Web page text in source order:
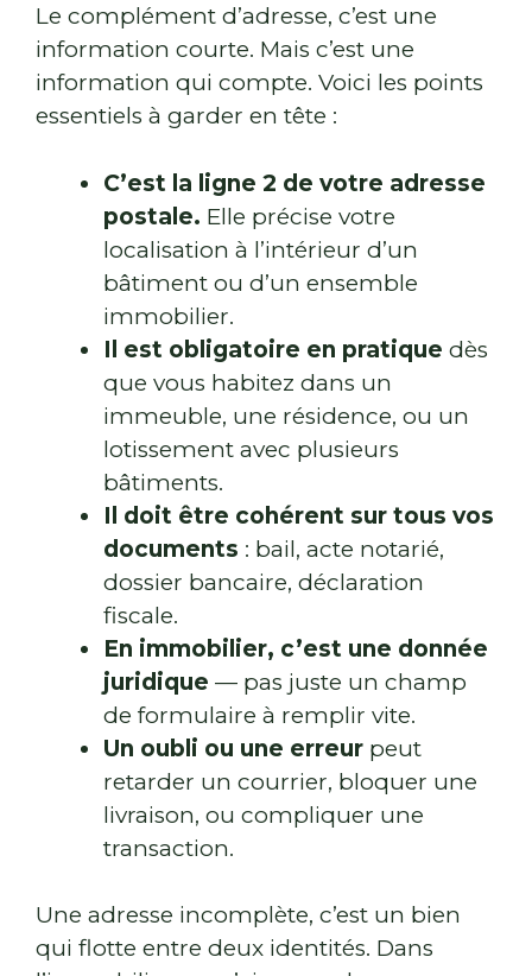
Le complément d’adresse, c’est une
information courte. Mais c’est une
information qui compte. Voici les points
essentiels à garder en tête :
C’est la ligne 2 de votre adresse
postale. Elle précise votre
localisation à l’intérieur d’un
bâtiment ou d’un ensemble
immobilier.
Il est obligatoire en pratique dès
que vous habitez dans un
immeuble, une résidence, ou un
lotissement avec plusieurs
bâtiments.
Il doit être cohérent sur tous vos
documents : bail, acte notarié,
dossier bancaire, déclaration
fiscale.
En immobilier, c’est une donnée
juridique — pas juste un champ
de formulaire à remplir vite.
Un oubli ou une erreur peut
retarder un courrier, bloquer une
livraison, ou compliquer une
transaction.
Une adresse incomplète, c’est un bien
qui flotte entre deux identités. Dans